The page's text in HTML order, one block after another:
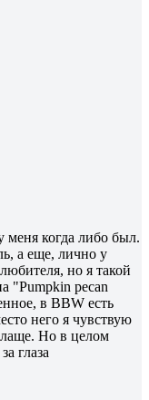
меня когда либо был.
а еще, лично у
но я такой
"Pumpkin pecan
в BBW есть
него я чувствую
Но в целом
глаза